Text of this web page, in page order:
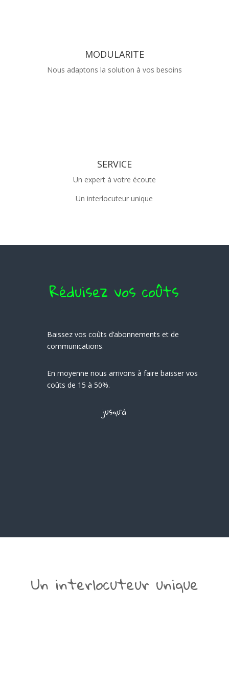
MODULARITE
Nous adaptons la solution à vos besoins
SERVICE
Un expert à votre écoute
Un interlocuteur unique
Réduisez vos coûts
Baissez vos coûts d’abonnements et de
communications.
En moyenne nous arrivons à faire baisser vos
coûts de 15 à 50%.
jusqu’à
Un interlocuteur unique